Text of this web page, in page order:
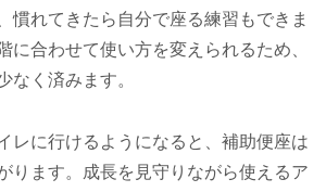
慣れてきたら自分で座る練習もできま
に合わせて使い方を変えられるため、
なく済みます。
レに行けるようになると、補助便座は
ります。成長を見守りながら使えるア